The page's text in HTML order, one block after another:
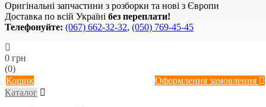
Оригінальні запчастини з розборки та нові з Європи
Доставка по всій Україні без переплати!
Телефонуйте: (067) 662-32-32, (050) 769-45-45
0 грн
(0)
Кошик
Оформлення замовлення
Каталог